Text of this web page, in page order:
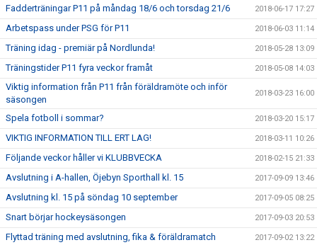
Fadderträningar P11 på måndag 18/6 och torsdag 21/6 2018-06-17 17:27
Arbetspass under PSG för P11 2018-06-03 11:14
Träning idag - premiär på Nordlunda! 2018-05-28 13:09
Träningstider P11 fyra veckor framåt 2018-05-08 14:03
Viktig information från P11 från föräldramöte och inför
säsongen
2018-03-23 16:00
Spela fotboll i sommar? 2018-03-20 15:17
VIKTIG INFORMATION TILL ERT LAG! 2018-03-11 10:26
Följande veckor håller vi KLUBBVECKA 2018-02-15 21:33
Avslutning i A-hallen, Öjebyn Sporthall kl. 15 2017-09-09 13:46
Avslutning kl. 15 på söndag 10 september 2017-09-05 08:25
Snart börjar hockeysäsongen 2017-09-03 20:53
Flyttad träning med avslutning, fika & föräldramatch 2017-09-02 13:22